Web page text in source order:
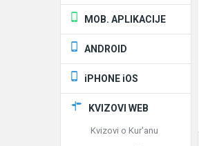
MOB. APLIKACIJE
ANDROID
iPHONE iOS
KVIZOVI WEB
Kvizovi o Kur'anu